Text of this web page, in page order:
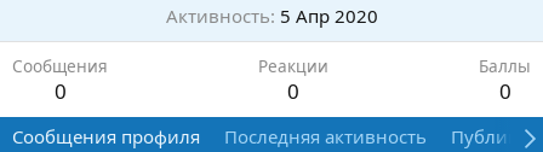
Активность 5 Апр 2020
Сообщения
0
Реакции
0
Баллы
0
Сообщения профиля Последняя активность